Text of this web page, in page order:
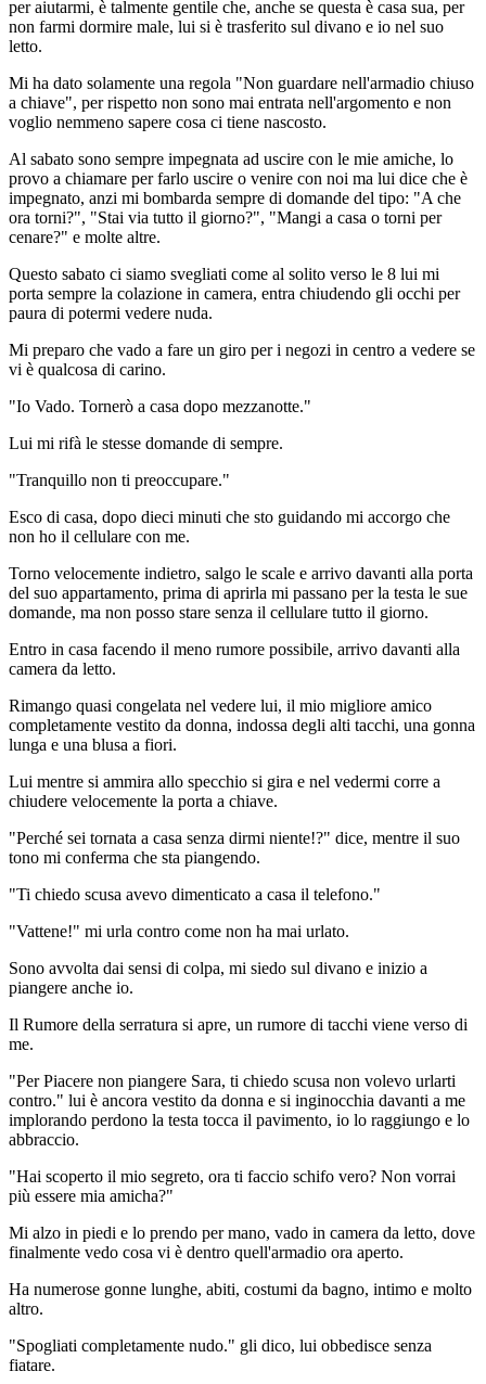
per aiutarmi, è talmente gentile che, anche se questa è casa sua, per
non farmi dormire male, lui si è trasferito sul divano e io nel suo
letto.
Mi ha dato solamente una regola "Non guardare nell'armadio chiuso
a chiave", per rispetto non sono mai entrata nell'argomento e non
voglio nemmeno sapere cosa ci tiene nascosto.
Al sabato sono sempre impegnata ad uscire con le mie amiche, lo
provo a chiamare per farlo uscire o venire con noi ma lui dice che è
impegnato, anzi mi bombarda sempre di domande del tipo: "A che
ora torni?", "Stai via tutto il giorno?", "Mangi a casa o torni per
cenare?" e molte altre.
Questo sabato ci siamo svegliati come al solito verso le 8 lui mi
porta sempre la colazione in camera, entra chiudendo gli occhi per
paura di potermi vedere nuda.
Mi preparo che vado a fare un giro per i negozi in centro a vedere se
vi è qualcosa di carino.
"Io Vado. Tornerò a casa dopo mezzanotte."
Lui mi rifà le stesse domande di sempre.
"Tranquillo non ti preoccupare."
Esco di casa, dopo dieci minuti che sto guidando mi accorgo che
non ho il cellulare con me.
Torno velocemente indietro, salgo le scale e arrivo davanti alla porta
del suo appartamento, prima di aprirla mi passano per la testa le sue
domande, ma non posso stare senza il cellulare tutto il giorno.
Entro in casa facendo il meno rumore possibile, arrivo davanti alla
camera da letto.
Rimango quasi congelata nel vedere lui, il mio migliore amico
completamente vestito da donna, indossa degli alti tacchi, una gonna
lunga e una blusa a fiori.
Lui mentre si ammira allo specchio si gira e nel vedermi corre a
chiudere velocemente la porta a chiave.
"Perché sei tornata a casa senza dirmi niente!?" dice, mentre il suo
tono mi conferma che sta piangendo.
"Ti chiedo scusa avevo dimenticato a casa il telefono."
"Vattene!" mi urla contro come non ha mai urlato.
Sono avvolta dai sensi di colpa, mi siedo sul divano e inizio a
piangere anche io.
Il Rumore della serratura si apre, un rumore di tacchi viene verso di
me.
"Per Piacere non piangere Sara, ti chiedo scusa non volevo urlarti
contro." lui è ancora vestito da donna e si inginocchia davanti a me
implorando perdono la testa tocca il pavimento, io lo raggiungo e lo
abbraccio.
"Hai scoperto il mio segreto, ora ti faccio schifo vero? Non vorrai
più essere mia amicha?"
Mi alzo in piedi e lo prendo per mano, vado in camera da letto, dove
finalmente vedo cosa vi è dentro quell'armadio ora aperto.
Ha numerose gonne lunghe, abiti, costumi da bagno, intimo e molto
altro.
"Spogliati completamente nudo." gli dico, lui obbedisce senza
fiatare.